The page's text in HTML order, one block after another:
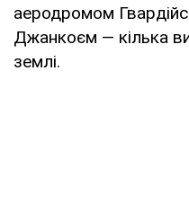
аеродромом
Джанкоєм — кілька
землі.